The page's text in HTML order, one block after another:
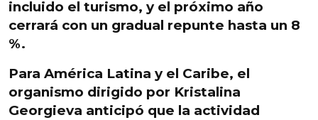
incluido el turismo, y el próximo año
cerrará con un gradual repunte hasta un 8
%.
Para América Latina y el Caribe, el
organismo dirigido por Kristalina
Georgieva anticipó que la actividad